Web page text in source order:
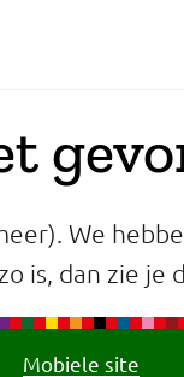
We
is, dan zie je
Mobiele site